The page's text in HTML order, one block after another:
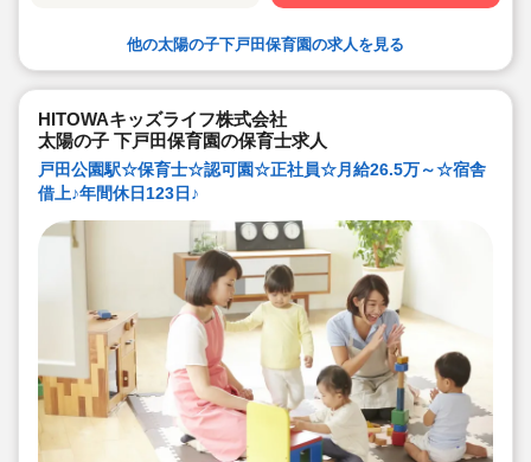
他の太陽の子下戸田保育園の求人を見る
HITOWAキッズライフ株式会社
太陽の子 下戸田保育園の保育士求人
戸田公園駅☆保育士☆認可園☆正社員☆月給26.5万～☆宿舎
借上♪年間休日123日♪